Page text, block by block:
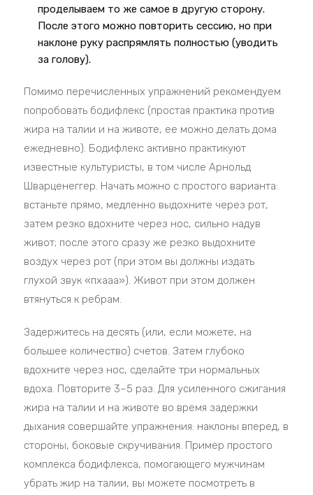
проделываем то же самое в другую сторону.
После этого можно повторить сессию, но при
наклоне руку распрямлять полностью (уводить
за голову).
Помимо перечисленных упражнений рекомендуем
попробовать бодифлекс (простая практика против
жира на талии и на животе, ее можно делать дома
ежедневно). Бодифлекс активно практикуют
известные культуристы, в том числе Арнольд
Шварценеггер. Начать можно с простого варианта:
встаньте прямо, медленно выдохните через рот,
затем резко вдохните через нос, сильно надув
живот; после этого сразу же резко выдохните
воздух через рот (при этом вы должны издать
глухой звук «пхааа»). Живот при этом должен
втянуться к ребрам.
Задержитесь на десять (или, если можете, на
большее количество) счетов. Затем глубоко
вдохните через нос, сделайте три нормальных
вдоха. Повторите 3–5 раз. Для усиленного сжигания
жира на талии и на животе во время задержки
дыхания совершайте упражнения: наклоны вперед, в
стороны, боковые скручивания. Пример простого
комплекса бодифлекса, помогающего мужчинам
убрать жир на талии, вы можете посмотреть в